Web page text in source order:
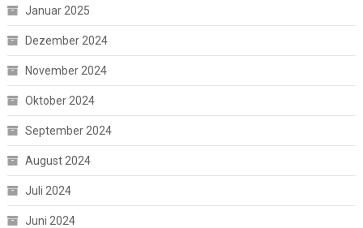
Januar 2025
Dezember 2024
November 2024
Oktober 2024
September 2024
August 2024
Juli 2024
Juni 2024